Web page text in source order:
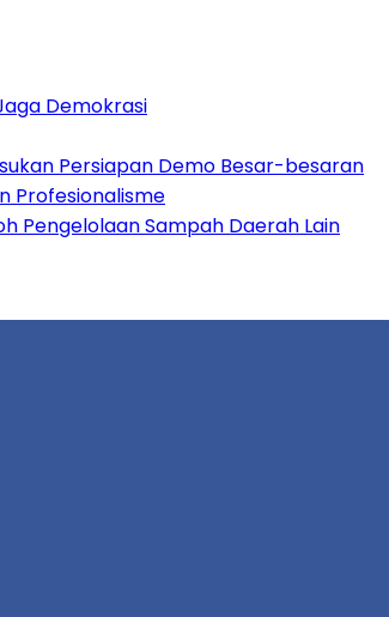
Demokrasi
Persiapan Demo Besar-besaran
Profesionalisme
Pengelolaan Sampah Daerah Lain